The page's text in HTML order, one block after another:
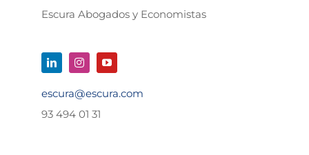
Escura Abogados y Economistas
escura@escura.com
93 494 01 31